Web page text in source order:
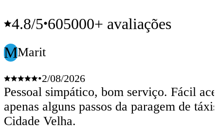
4.8/5•605000+ avaliações
MMarit
•2/08/2026
Pessoal simpático, bom serviço. Fácil
apenas alguns passos da paragem de
Cidade Velha.